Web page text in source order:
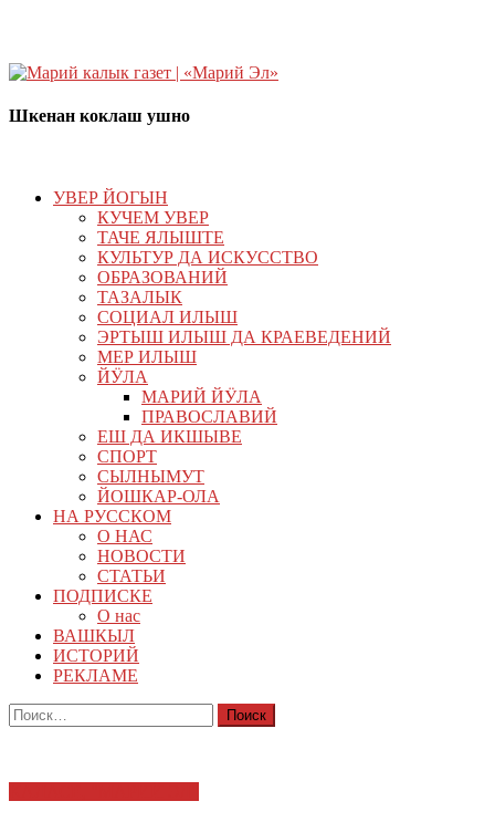
Шкенан коклаш ушно
УВЕР ЙОГЫН
КУЧЕМ УВЕР
ТАЧЕ ЯЛЫШТЕ
КУЛЬТУР ДА ИСКУССТВО
ОБРАЗОВАНИЙ
ТАЗАЛЫК
СОЦИАЛ ИЛЫШ
ЭРТЫШ ИЛЫШ ДА КРАЕВЕДЕНИЙ
МЕР ИЛЫШ
ЙӰЛА
МАРИЙ ЙӰЛА
ПРАВОСЛАВИЙ
ЕШ ДА ИКШЫВЕ
СПОРТ
СЫЛНЫМУТ
ЙОШКАР-ОЛА
НА РУССКОМ
О НАС
НОВОСТИ
СТАТЬИ
ПОДПИСКЕ
О нас
ВАШКЫЛ
ИСТОРИЙ
РЕКЛАМЕ
Найти: